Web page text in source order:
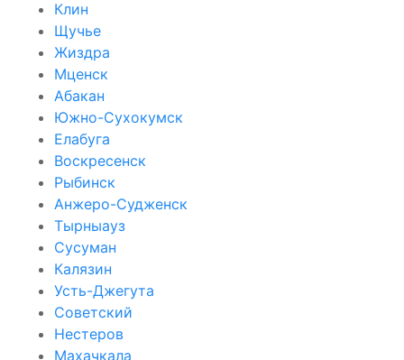
Клин
Щучье
Жиздра
Мценск
Абакан
Южно-Сухокумск
Елабуга
Воскресенск
Рыбинск
Анжеро-Судженск
Тырныауз
Сусуман
Калязин
Усть-Джегута
Советский
Нестеров
Махачкала